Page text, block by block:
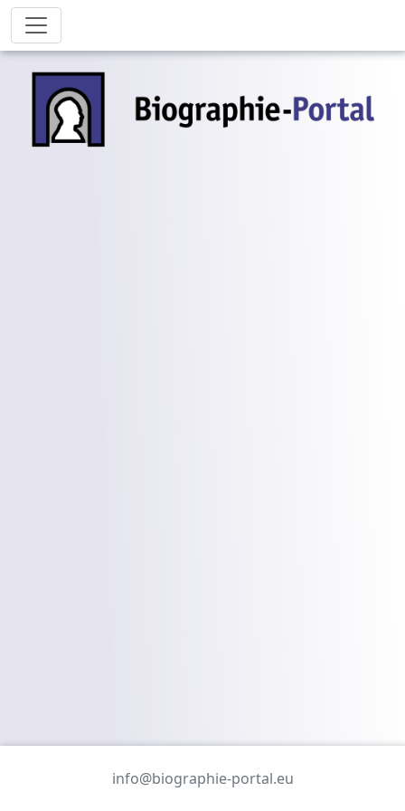
info@biographie-portal.eu